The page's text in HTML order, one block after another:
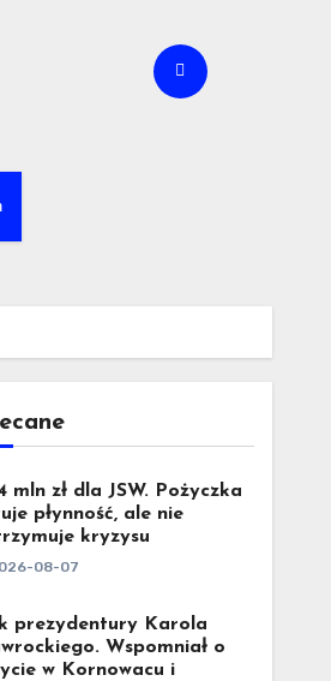
mln zł dla JSW. Pożyczka
płynność, ale nie
kryzysu
08-07
prezydentury Karola
Wspomniał o
w Kornowacu i